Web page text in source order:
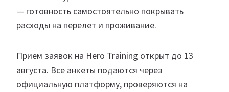
— готовность самостоятельно покрывать
расходы на перелет и проживание.
Прием заявок на Hero Training открыт до 13
августа. Все анкеты подаются через
официальную платформу, проверяются на